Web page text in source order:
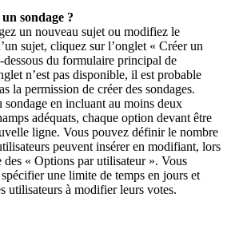
sondage ?
un nouveau sujet ou modifiez le
sujet, cliquez sur l’onglet « Créer un
dessous du formulaire principal de
n’est pas disponible, il est probable
la permission de créer des sondages.
sondage en incluant au moins deux
adéquats, chaque option devant être
ligne. Vous pouvez définir le nombre
peuvent insérer en modifiant, lors
« Options par utilisateur ». Vous
une limite de temps en jours et
utilisateurs à modifier leurs votes.